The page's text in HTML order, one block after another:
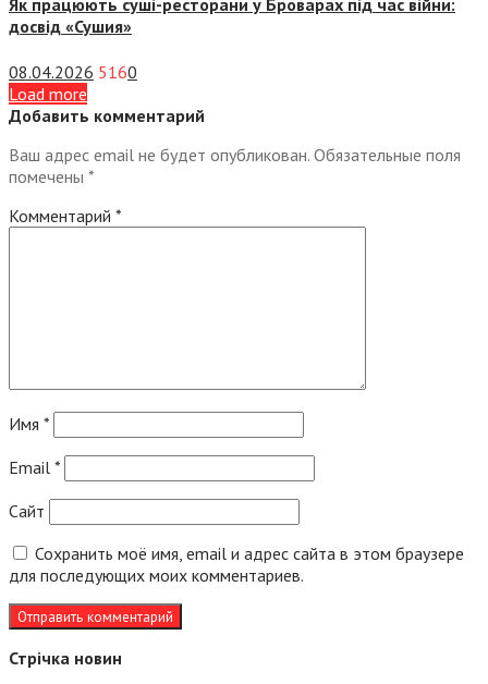
Як працюють суші-ресторани у Броварах під час війни:
досвід «Сушия»
08.04.2026 5160
Load more
Добавить комментарий
Ваш адрес email не будет опубликован. Обязательные поля
помечены *
Комментарий *
Имя *
Email *
Сайт
Сохранить моё имя, email и адрес сайта в этом браузере
для последующих моих комментариев.
Стрічка новин